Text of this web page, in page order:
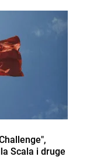
Scala i druge